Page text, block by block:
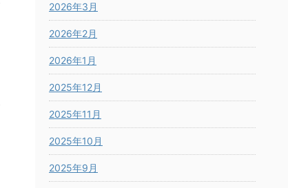
2026年3月
2026年2月
2026年1月
2025年12月
2025年11月
2025年10月
2025年9月